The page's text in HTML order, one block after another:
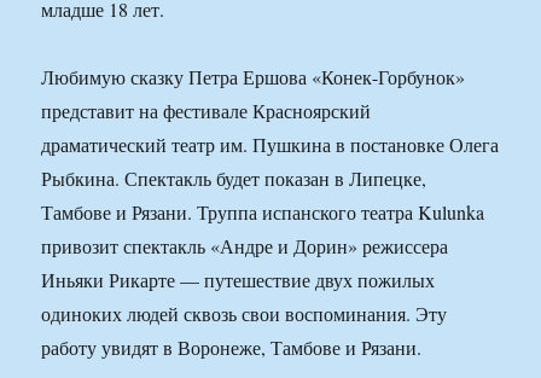
младше 18 лет.
Любимую сказку Петра Ершова «Конек-Горбунок»
представит на фестивале Красноярский
драматический театр им. Пушкина в постановке Олега
Рыбкина. Спектакль будет показан в Липецке,
Тамбове и Рязани. Труппа испанского театра Kulunka
привозит спектакль «Андре и Дорин» режиссера
Иньяки Рикарте — путешествие двух пожилых
одиноких людей сквозь свои воспоминания. Эту
работу увидят в Воронеже, Тамбове и Рязани.